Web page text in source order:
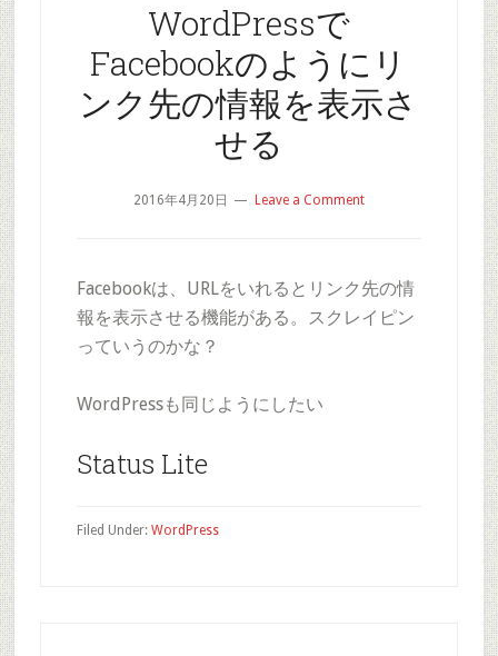
WordPressで
Facebookのようにリ
ンク先の情報を表示さ
せる
2016年4月20日 Leave a Comment
Facebookは、URLをいれるとリンク先の情
報を表示させる機能がある。スクレイピン
っていうのかな？
WordPressも同じようにしたい
Status Lite
Filed Under: WordPress